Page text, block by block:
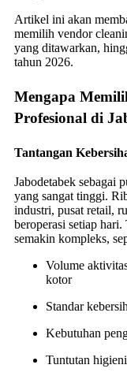
Artikel ini akan
memilih vendor
yang ditawarkan,
tahun 2026.
Mengapa
Profesional di
Tantangan
Jabodetabek sebagai
yang sangat tinggi.
industri, pusat retail,
beroperasi setiap
semakin kompleks,
Volume
kotor
Standar
Kebutuhan
Tuntutan